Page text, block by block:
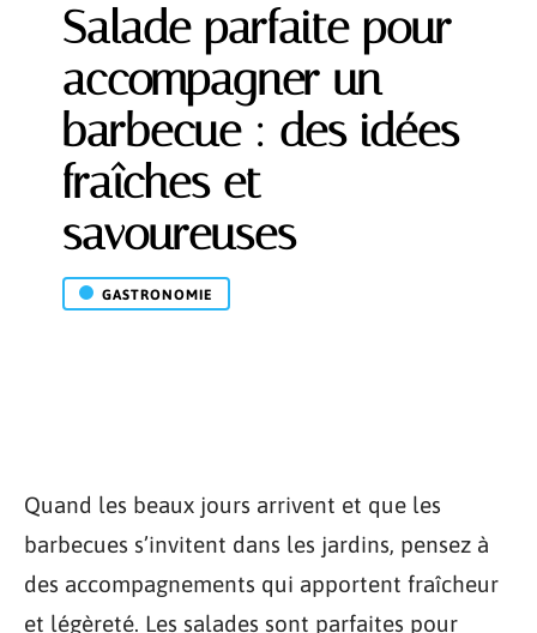
Salade parfaite pour
accompagner un
barbecue : des idées
fraîches et
savoureuses
GASTRONOMIE
Quand les beaux jours arrivent et que les
barbecues s’invitent dans les jardins, pensez à
des accompagnements qui apportent fraîcheur
et légèreté. Les salades sont parfaites pour